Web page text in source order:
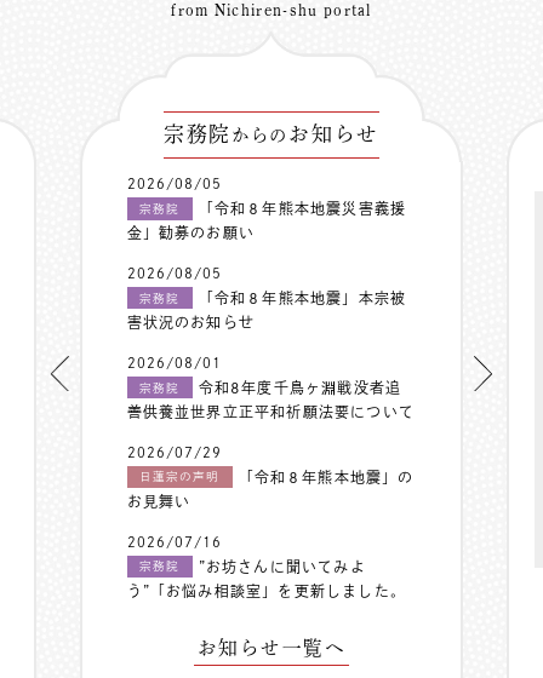
from Nichiren-shu portal
宗務院 からの お知らせ
2026/08/05
宗務院
「令和８年熊本地震災害義援
金」勧募のお願い
2026/08/05
宗務院
「令和８年熊本地震」本宗被
害状況のお知らせ
2026/08/01
宗務院
令和8年度千鳥ヶ淵戦没者追
善供養並世界立正平和祈願法要について
2026/07/29
日蓮宗の声明
「令和８年熊本地震」の
お見舞い
2026/07/16
宗務院
”お坊さんに聞いてみよ
う”「お悩み相談室」を更新しました。
お知らせ一覧へ